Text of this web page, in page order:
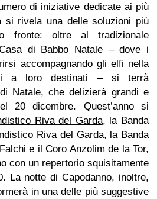
di iniziative dedicate ai più
si rivela una delle soluzioni più
fronte: oltre al tradizionale
di Babbo Natale – dove i
accompagnando gli elfi nella
a loro destinati – si terrà
Natale, che delizierà grandi e
20 dicembre. Quest’anno si
Riva del Garda, la Banda
Riva del Garda, la Banda
e il Coro Anzolim de la Tor,
con un repertorio squisitamente
La notte di Capodanno, inoltre,
in una delle più suggestive